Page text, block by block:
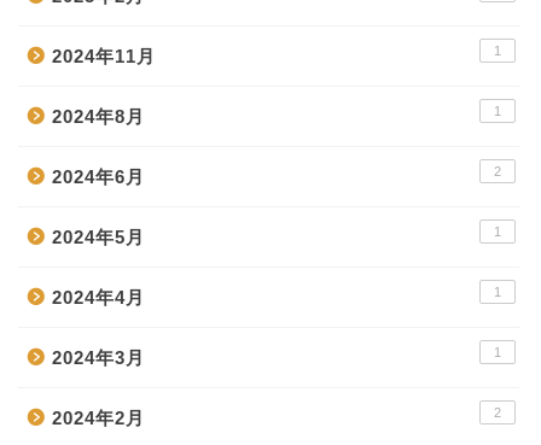
2024年11月 1
2024年8月 1
2024年6月 2
2024年5月 1
2024年4月 1
2024年3月 1
2024年2月 2